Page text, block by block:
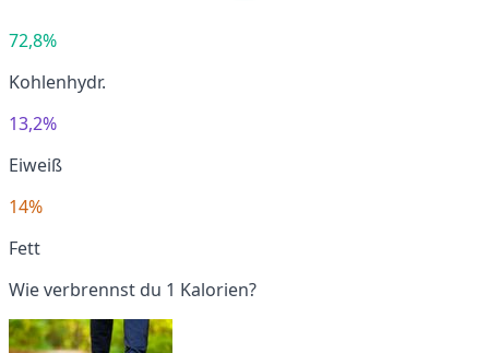
72,8%
Kohlenhydr.
13,2%
Eiweiß
14%
Fett
Wie verbrennst du 1 Kalorien?